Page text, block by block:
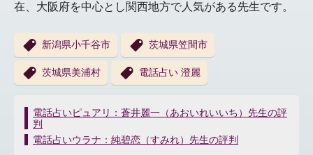
在、大阪府を中心とし関西地方で人気がある先生です。
新潟県小千谷市 茨城県笠間市
茨城県美浦村 電話占い 澄麗
投
稿
ナ
電話占いピュアリ：蒼井麗一（あおいれいいち）先生の評
判
電話占いウラナ：純碧恋（すみれ）先生の評判